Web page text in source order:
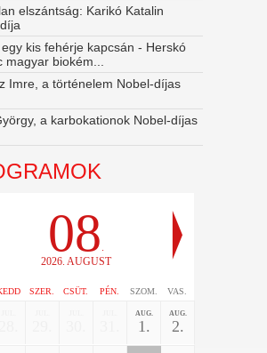
elszántság: Karikó Katalin
kis fehérje kapcsán - Herskó
magyar biokém...
Imre, a történelem Nobel-díjas
a karbokationok Nobel-díjas
08 .
2026. AUGUST
SZER. CSÜT. PÉN. SZOM. VAS.
AUG.
1.
AUG.
2.